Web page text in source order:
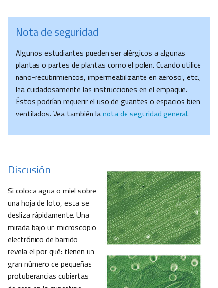
Nota de seguridad
Algunos estudiantes pueden ser alérgicos a algunas
plantas o partes de plantas como el polen. Cuando utilice
nano-recubrimientos, impermeabilizante en aerosol, etc.,
lea cuidadosamente las instrucciones en el empaque.
Éstos podrían requerir el uso de guantes o espacios bien
ventilados. Vea también lanota de seguridad general.
Discusión
Si coloca agua o miel sobre
una hoja de loto, esta se
desliza rápidamente. Una
mirada bajo un microscopio
electrónico de barrido
revela el por qué: tienen un
gran número de pequeñas
protuberancias cubiertas